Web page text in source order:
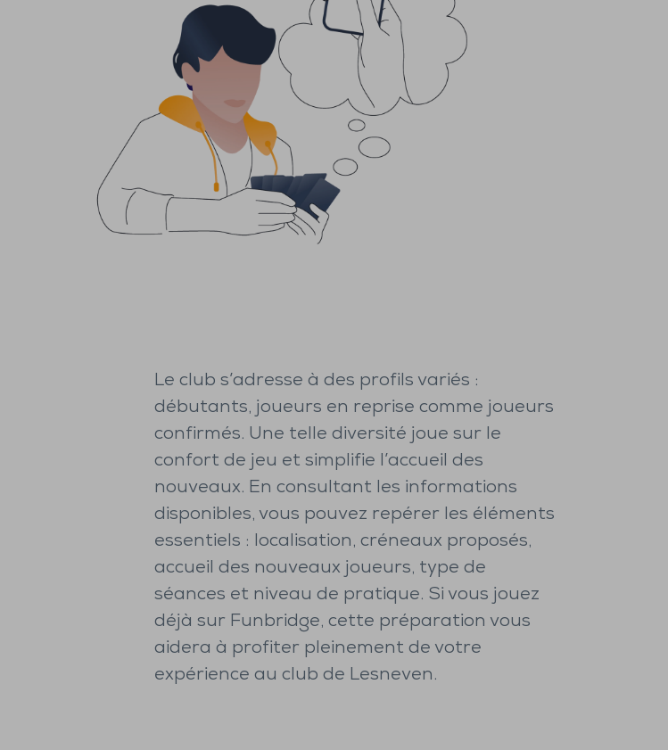
Le club s’adresse à des profils variés :
débutants, joueurs en reprise comme joueurs
confirmés. Une telle diversité joue sur le
confort de jeu et simplifie l’accueil des
nouveaux. En consultant les informations
disponibles, vous pouvez repérer les éléments
essentiels : localisation, créneaux proposés,
accueil des nouveaux joueurs, type de
séances et niveau de pratique. Si vous jouez
déjà sur Funbridge, cette préparation vous
aidera à profiter pleinement de votre
expérience au club de Lesneven.